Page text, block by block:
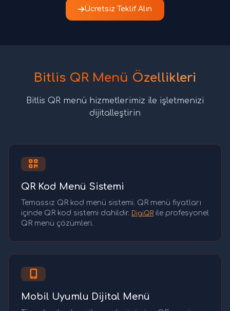
Ücretsiz Teklif Alın
Bitlis QR Menü Özellikleri
Bitlis QR menü hizmetlerimiz ile işletmenizi
dijitalleştirin
QR Kod Menü Sistemi
Temassız QR kod menü sistemi. QR menü fiyatları
içinde QR kod sistemi dahildir. DigiQR ile profesyonel
QR menü çözümleri.
Mobil Uyumlu Dijital Menü